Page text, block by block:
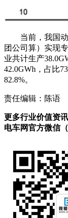
当前，我国
团公司算）实现
业共计生产
42.0GWh，占比
82.8%。
责任编辑：陈语
更多行业价值资
电车网官方微信